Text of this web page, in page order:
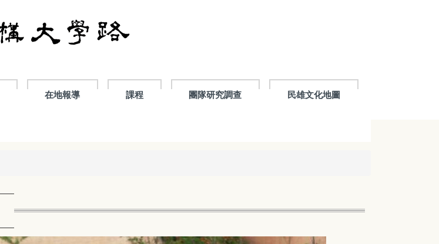
在地報導 課程 團隊研究調查 民雄文化地圖